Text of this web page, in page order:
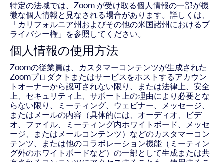
特定の法域では、Zoom が受け取る個人情報の一部が機
微な個人情報と見なされる場合があります。詳しくは、
「カリフォルニア州およびその他の米国諸州におけるプ
ライバシー権」を参照してください。
個人情報の使用方法
Zoomの従業員は、カスタマーコンテンツが生成された
Zoomプロダクトまたはサービスをホストするアカウン
トオーナーから認可されない限り、または法律上、安全
上、セキュリティ上、サポート上の理由により必要とな
らない限り、ミーティング、ウェビナー、メッセージ、
またはメールの内容（具体的には、オーディオ、ビデ
オ、ファイル、ミーティング内ホワイトボード、メッセ
ージ、またはメールコンテンツ）などのカスタマーコン
テンツ、または他のコラボレーション機能（ミーティン
グ外のホワイトボードなど）の一部として生成または共